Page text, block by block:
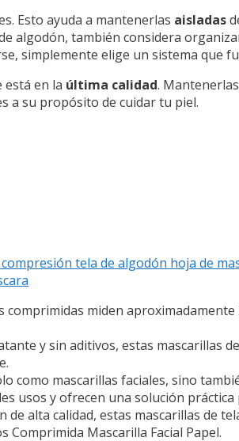
Esto ayuda a mantenerlas aisladas
algodón, también considera
simplemente elige un sistema que
está en la última calidad.
a su propósito de cuidar tu piel.
tela de algodón hoja de
comprimidas miden
y sin aditivos, estas mascarillas
como mascarillas faciales, sino
usos y ofrecen una solución
de alta calidad, estas mascarillas de
Comprimida Mascarilla Facial Papel.